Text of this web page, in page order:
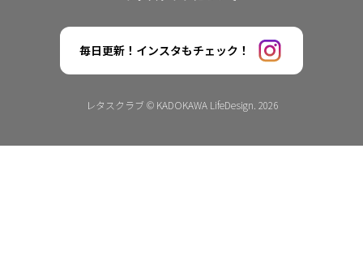
毎日更新！インスタもチェック！
レタスクラブ © KADOKAWA LifeDesign. 2026